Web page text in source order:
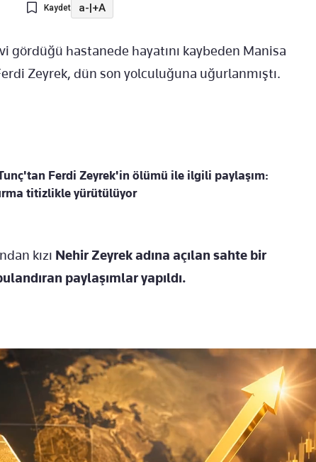
Kaydet a-|+A
gördüğü hastanede hayatını kaybeden Manisa
Zeyrek, dün son yolculuğuna uğurlanmıştı.
Ferdi Zeyrek'in ölümü ile ilgili paylaşım:
titizlikle yürütülüyor
kızı Nehir Zeyrek adına açılan sahte bir
paylaşımlar yapıldı.